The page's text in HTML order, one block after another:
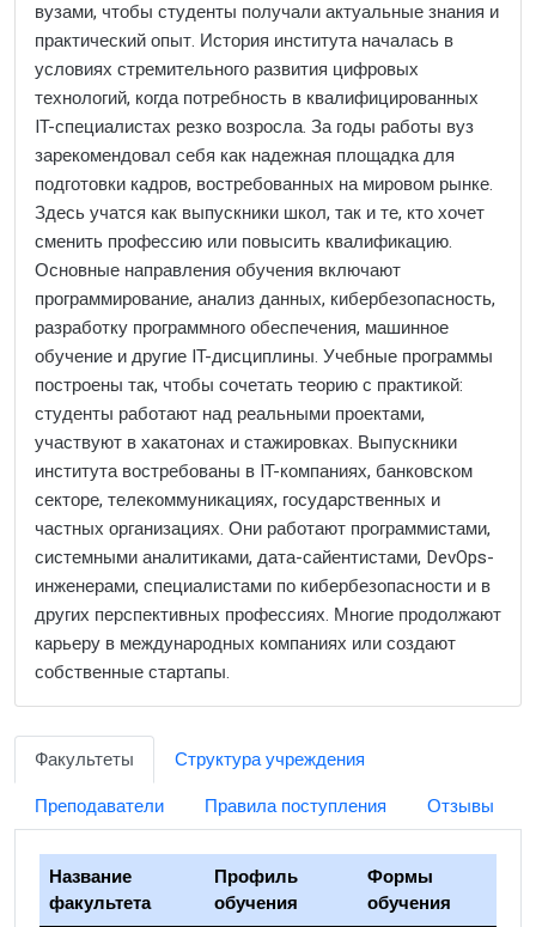
вузами, чтобы студенты получали актуальные знания и
практический опыт. История института началась в
условиях стремительного развития цифровых
технологий, когда потребность в квалифицированных
IT-специалистах резко возросла. За годы работы вуз
зарекомендовал себя как надежная площадка для
подготовки кадров, востребованных на мировом рынке.
Здесь учатся как выпускники школ, так и те, кто хочет
сменить профессию или повысить квалификацию.
Основные направления обучения включают
программирование, анализ данных, кибербезопасность,
разработку программного обеспечения, машинное
обучение и другие IT-дисциплины. Учебные программы
построены так, чтобы сочетать теорию с практикой:
студенты работают над реальными проектами,
участвуют в хакатонах и стажировках. Выпускники
института востребованы в IT-компаниях, банковском
секторе, телекоммуникациях, государственных и
частных организациях. Они работают программистами,
системными аналитиками, дата-сайентистами, DevOps-
инженерами, специалистами по кибербезопасности и в
других перспективных профессиях. Многие продолжают
карьеру в международных компаниях или создают
собственные стартапы.
Факультеты
Структура учреждения
Преподаватели
Правила поступления Отзывы
Название
факультета
Профиль
обучения
Формы
обучения